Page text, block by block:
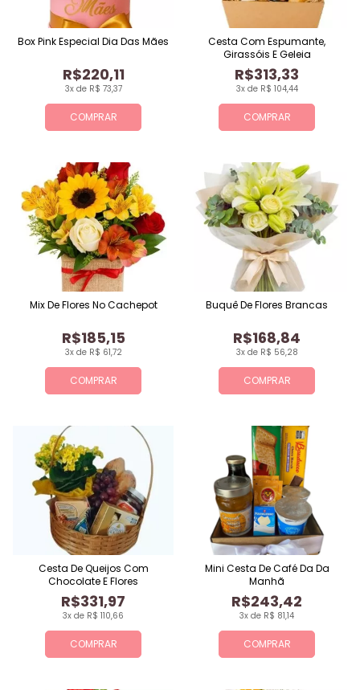
COMPRAR
3x de R$ 73,37
R$220,11
Box Pink Especial Dia Das Mães
COMPRAR
3x de R$ 104,44
R$313,33
Cesta Com Espumante,
Girassóis E Geleia
COMPRAR
3x de R$ 61,72
R$185,15
Mix De Flores No Cachepot
COMPRAR
3x de R$ 56,28
R$168,84
Buquê De Flores Brancas
COMPRAR
3x de R$ 110,66
R$331,97
Cesta De Queijos Com
Chocolate E Flores
COMPRAR
3x de R$ 81,14
R$243,42
Mini Cesta De Café Da Da
Manhã